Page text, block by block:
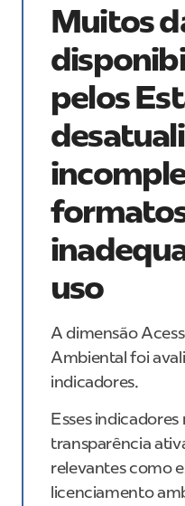
Muitos
pelos
uso
A dimensão
Ambiental foi
indicadores.
Esses
transparência
relevantes como
licenciamento